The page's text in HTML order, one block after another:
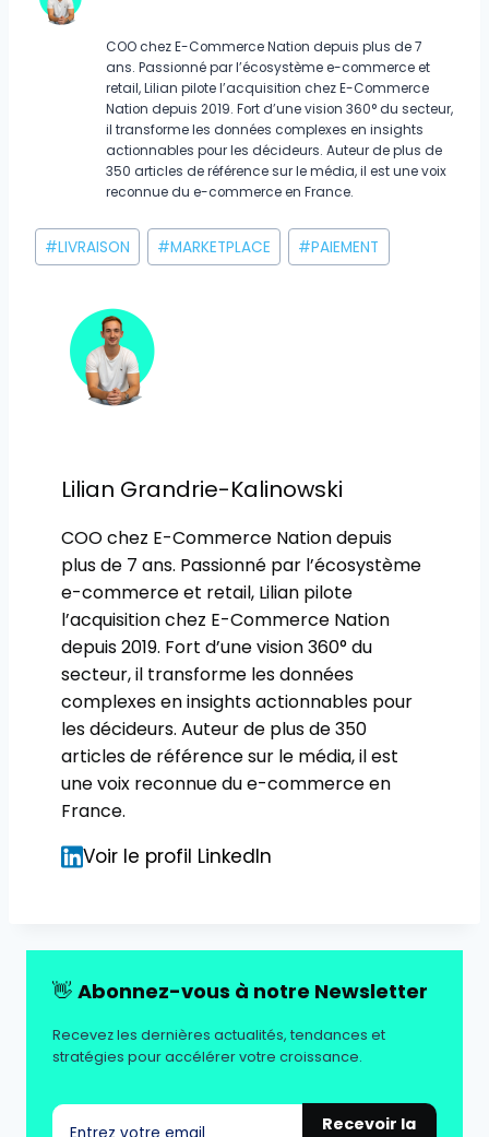
COO chez E-Commerce Nation depuis plus de 7
ans. Passionné par l’écosystème e-commerce et
retail, Lilian pilote l’acquisition chez E-Commerce
Nation depuis 2019. Fort d’une vision 360° du secteur,
il transforme les données complexes en insights
actionnables pour les décideurs. Auteur de plus de
350 articles de référence sur le média, il est une voix
reconnue du e-commerce en France.
Étiquettes
de
publication :
#LIVRAISON #MARKETPLACE #PAIEMENT
Lilian Grandrie-Kalinowski
COO chez E-Commerce Nation depuis
plus de 7 ans. Passionné par l’écosystème
e-commerce et retail, Lilian pilote
l’acquisition chez E-Commerce Nation
depuis 2019. Fort d’une vision 360° du
secteur, il transforme les données
complexes en insights actionnables pour
les décideurs. Auteur de plus de 350
articles de référence sur le média, il est
une voix reconnue du e-commerce en
France.
Voir le profil LinkedIn
👋 Abonnez-vous à notre Newsletter
Recevez les dernières actualités, tendances et
stratégies pour accélérer votre croissance.
Recevoir la